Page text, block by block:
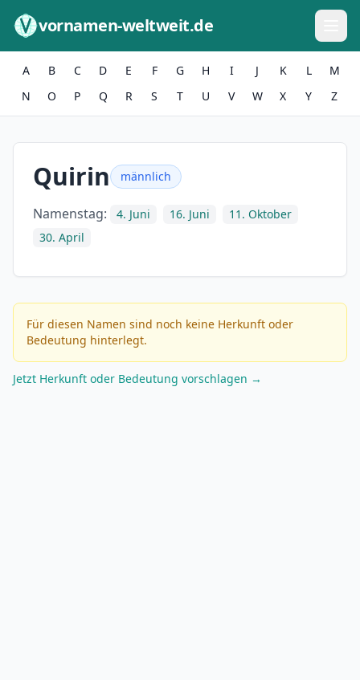
vornamen-weltweit.de
A B C D E F G H I J K L
M
N
O P Q R S T U V W X Y Z
Quirin männlich
Namenstag: 4. Juni 16. Juni
11. Oktober
30. April
Für diesen Namen sind noch keine Herkunft oder
Bedeutung hinterlegt.
Jetzt Herkunft oder Bedeutung vorschlagen →